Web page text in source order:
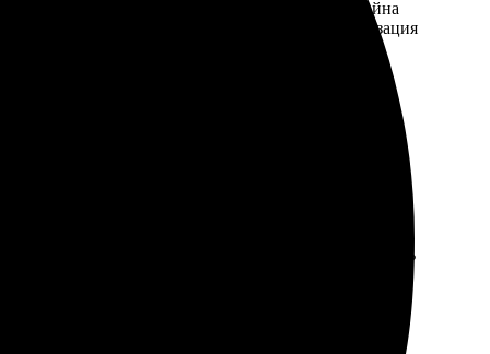
и удобный, быстро нашла нужное. Выбор дизайна
Качество на высоте, цвета яркие, детализация
просто. Выбор изображений впечатляет,
быстрой, приятно удивила. В целом, осталась очень